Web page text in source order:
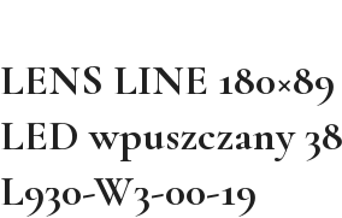
LENS LINE
LED wpuszczany
L930-W3-00-19